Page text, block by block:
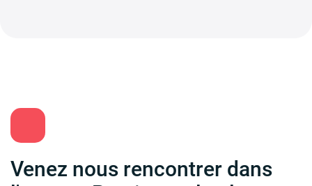
Venez nous rencontrer dans